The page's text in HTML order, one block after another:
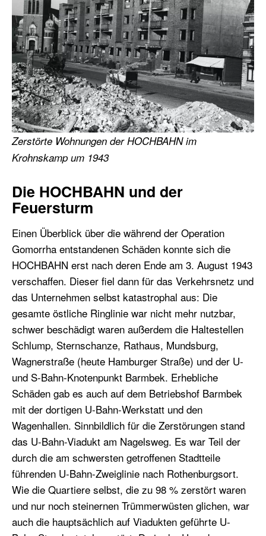
Zerstörte Wohnungen der HOCHBAHN im
Krohnskamp um 1943
Die HOCHBAHN und der
Feuersturm
Einen Überblick über die während der Operation
Gomorrha entstandenen Schäden konnte sich die
HOCHBAHN erst nach deren Ende am 3. August 1943
verschaffen. Dieser fiel dann für das Verkehrsnetz und
das Unternehmen selbst katastrophal aus: Die
gesamte östliche Ringlinie war nicht mehr nutzbar,
schwer beschädigt waren außerdem die Haltestellen
Schlump, Sternschanze, Rathaus, Mundsburg,
Wagnerstraße (heute Hamburger Straße) und der U-
und S-Bahn-Knotenpunkt Barmbek. Erhebliche
Schäden gab es auch auf dem Betriebshof Barmbek
mit der dortigen U-Bahn-Werkstatt und den
Wagenhallen. Sinnbildlich für die Zerstörungen stand
das U-Bahn-Viadukt am Nagelsweg. Es war Teil der
durch die am schwersten getroffenen Stadtteile
führenden U-Bahn-Zweiglinie nach Rothenburgsort.
Wie die Quartiere selbst, die zu 98 % zerstört waren
und nur noch steinernen Trümmerwüsten glichen, war
auch die hauptsächlich auf Viadukten geführte U-